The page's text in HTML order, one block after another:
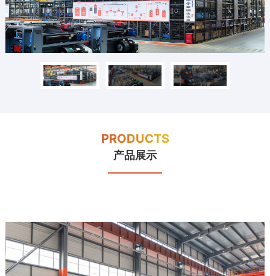
PRODUCTS
产品展示